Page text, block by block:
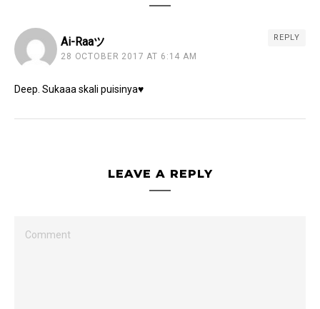
Ai-Raaツ
28 OCTOBER 2017 AT 6:14 AM
REPLY
Deep. Sukaaa skali puisinya♥
LEAVE A REPLY